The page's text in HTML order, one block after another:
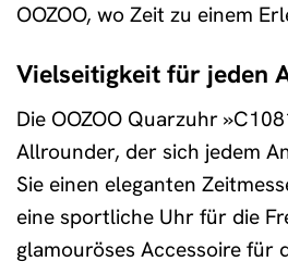
OOZOO, wo Zeit zu einem
Vielseitigkeit für jeden
Die OOZOO Quarzuhr
Allrounder, der sich jedem
Sie einen eleganten
eine sportliche Uhr für die
glamouröses Accessoire für